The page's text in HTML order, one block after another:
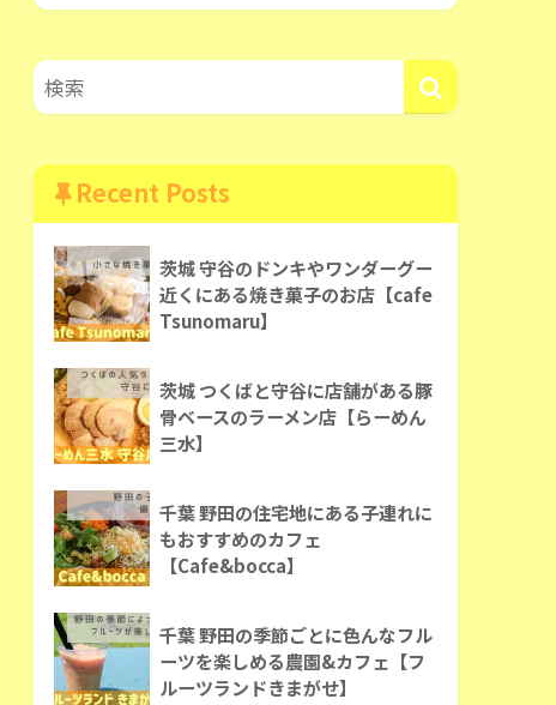
Recent Posts
茨城 守谷のドンキやワンダーグー
近くにある焼き菓子のお店【cafe
Tsunomaru】
茨城 つくばと守谷に店舗がある豚
骨ベースのラーメン店【らーめん
三水】
千葉 野田の住宅地にある子連れに
もおすすめのカフェ
【Cafe&bocca】
千葉 野田の季節ごとに色んなフル
ーツを楽しめる農園&カフェ【フ
ルーツランドきまがせ】